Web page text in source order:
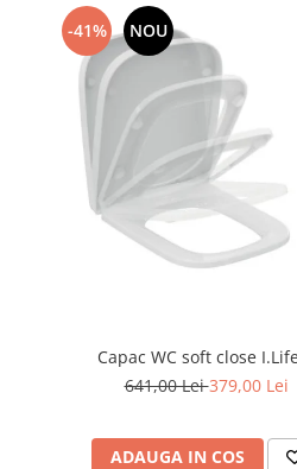
-41% NOU
Capac WC soft close
641,00 Lei379,00 Lei
ADAUGA IN COS